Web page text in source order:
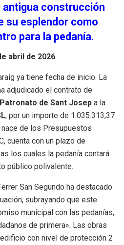
antigua construcción
su esplendor como
para la pedanía.
abril de 2026
ya tiene fecha de inicio. La
adjudicado el contrato de
Patronato de Sant Josep a la
, por un importe de 1.035.313,37
de los Presupuestos
cuenta con un plazo de
los cuales la pedanía contará
público polivalente.
San Segundo ha destacado
subrayando que este
municipal con las pedanías,
de primera». Las obras
con nivel de protección 2